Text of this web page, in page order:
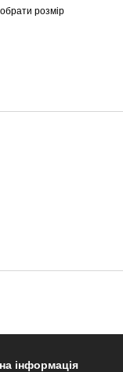
розмір
інформація